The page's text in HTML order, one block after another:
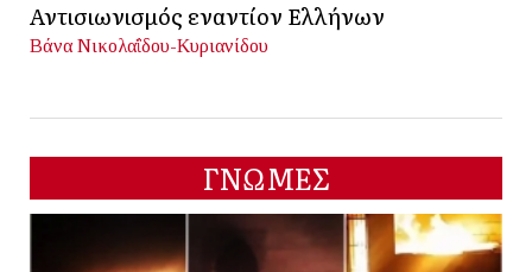
Αντισιωνισμός εναντίον Ελλήνων
Βάνα Νικολαΐδου-Κυριανίδου
ΓΝΩΜΕΣ